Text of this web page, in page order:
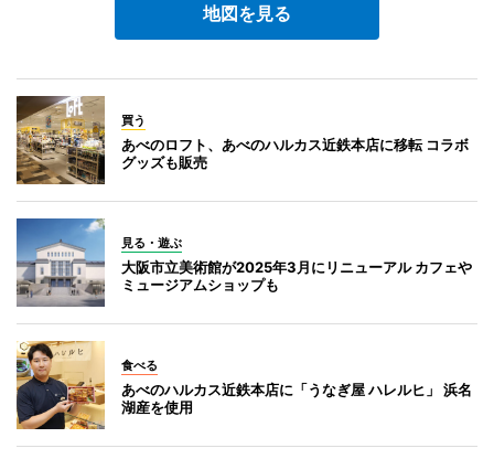
地図を見る
買う
あべのロフト、あべのハルカス近鉄本店に移転 コラボ
グッズも販売
見る・遊ぶ
大阪市立美術館が2025年3月にリニューアル カフェや
ミュージアムショップも
食べる
あべのハルカス近鉄本店に「うなぎ屋 ハレルヒ」 浜名
湖産を使用